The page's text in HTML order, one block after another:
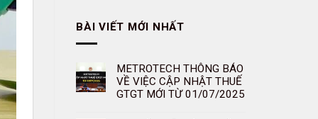
BÀI VIẾT MỚI NHẤT
METROTECH THÔNG BÁO
VỀ VIỆC CẬP NHẬT THUẾ
GTGT MỚI TỪ 01/07/2025